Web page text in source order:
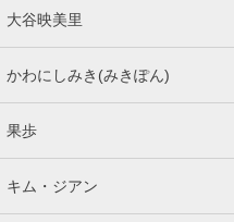
大谷映美里
かわにしみき(みきぽん)
果歩
キム・ジアン